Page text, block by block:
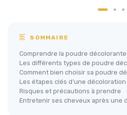
SOMMAIRE
Comprendre la poudre décolorante
Les différents types de poudre
Comment bien choisir sa poudre
Les étapes clés d’une
Risques et précautions à prendre
Entretenir ses cheveux après une